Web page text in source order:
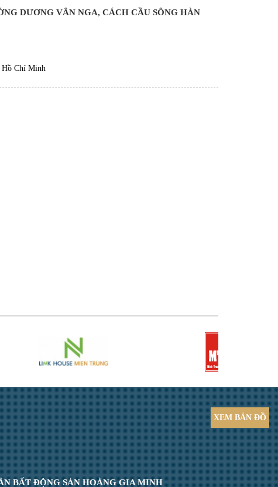
DƯƠNG VÂN NGA, CÁCH CẦU SÔNG HÀN
Hồ Chí Minh
XEM BẢN ĐỒ
BẤT ĐỘNG SẢN HOÀNG GIA MINH